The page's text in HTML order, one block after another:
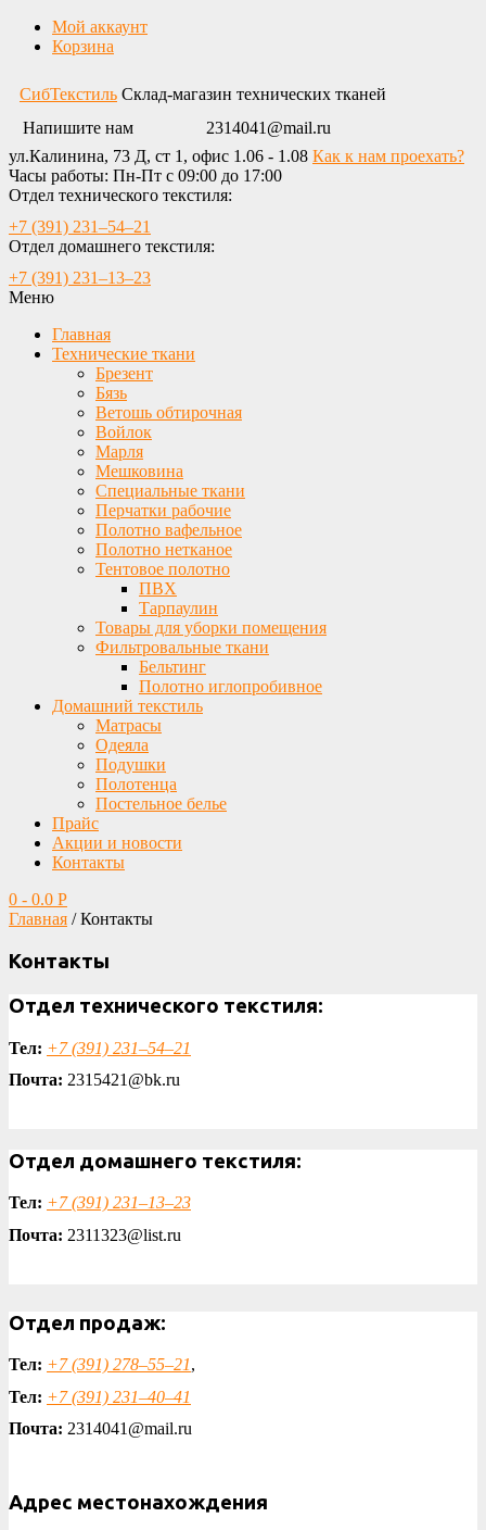
Мой аккаунт
Корзина
СибТекстиль Склад-магазин технических тканей
Напишите нам
2314041@mail.ru
ул.Калинина, 73 Д, ст 1, офис 1.06 - 1.08 Как к нам проехать?
Часы работы: Пн-Пт с 09:00 до 17:00
Отдел технического текстиля:
+7 (391) 231‒54‒21
Отдел домашнего текстиля:
+7 (391) 231‒13‒23
Меню
Главная
Технические ткани
Брезент
Бязь
Ветошь обтирочная
Войлок
Марля
Мешковина
Специальные ткани
Перчатки рабочие
Полотно вафельное
Полотно нетканое
Тентовое полотно
ПВХ
Тарпаулин
Товары для уборки помещения
Фильтровальные ткани
Бельтинг
Полотно иглопробивное
Домашний текстиль
Матрасы
Одеяла
Подушки
Полотенца
Постельное белье
Прайс
Акции и новости
Контакты
0 - 0.0 Р
Главная /Контакты
Контакты
Отдел технического текстиля:
Тел: +7 (391) 231‒54‒21
Почта: 2315421@bk.ru
Отдел домашнего текстиля:
Тел: +7 (391) 231‒13‒23
Почта: 2311323@list.ru
Отдел продаж:
Тел: +7 (391) 278‒55‒21,
Тел: +7 (391) 231‒40‒41
Почта: 2314041@mail.ru
Адрес местонахождения